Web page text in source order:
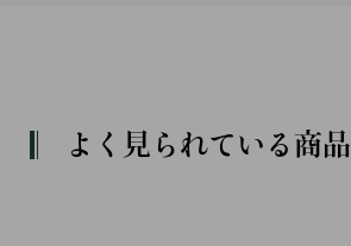
よく見られている商品